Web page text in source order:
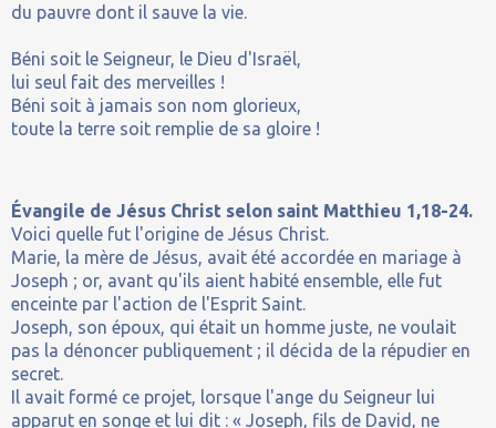
du pauvre dont il sauve la vie.
Béni soit le Seigneur, le Dieu d'Israël,
lui seul fait des merveilles !
Béni soit à jamais son nom glorieux,
toute la terre soit remplie de sa gloire !
Évangile de Jésus Christ selon saint Matthieu 1,18-24.
Voici quelle fut l'origine de Jésus Christ.
Marie, la mère de Jésus, avait été accordée en mariage à
Joseph ; or, avant qu'ils aient habité ensemble, elle fut
enceinte par l'action de l'Esprit Saint.
Joseph, son époux, qui était un homme juste, ne voulait
pas la dénoncer publiquement ; il décida de la répudier en
secret.
Il avait formé ce projet, lorsque l'ange du Seigneur lui
apparut en songe et lui dit : « Joseph, fils de David, ne